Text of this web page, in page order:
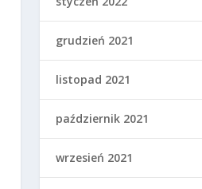
grudzień 2021
listopad 2021
październik 2021
wrzesień 2021